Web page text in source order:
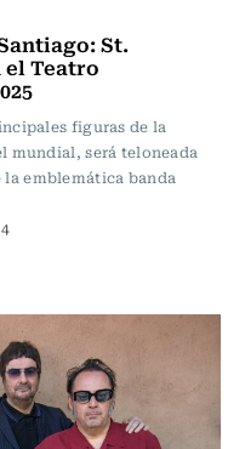
St.
Teatro
figuras de la
mundial, será teloneada
emblemática banda